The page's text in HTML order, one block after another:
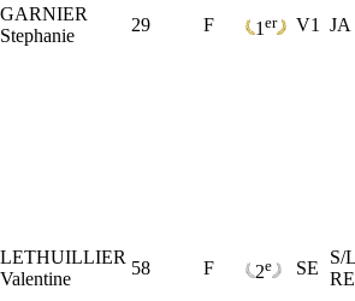
GARNIER
Stephanie
29 F 1 er V1 JA
LETHUILLIER
Valentine
58 F 2e SE
S/